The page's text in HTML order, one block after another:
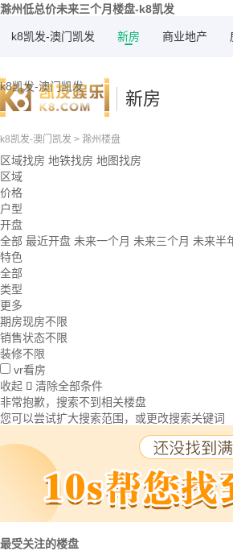
滁州低总价未来三个月楼盘-k8凯发
k8凯发-澳门凯发 新房 商业地产
k8凯发-澳门凯发
新房
k8凯发-澳门凯发 > 滁州楼盘
区域找房 地铁找房 地图找房
区域
价格
户型
开盘
全部 最近开盘 未来一个月 未来三个月 未来半
特色
全部
类型
更多
期房现房不限
销售状态不限
装修不限
vr看房
收起  清除全部条件
非常抱歉，搜索不到相关楼盘
您可以尝试扩大搜索范围，或更改搜索关键词
最受关注的楼盘